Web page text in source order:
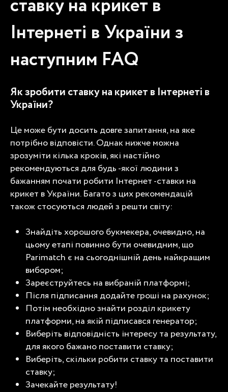
ставку на крикет в
Інтернеті в України з
наступним FAQ
Як зробити ставку на крикет в Інтернеті в
України?
Це може бути досить довге запитання, на яке
потрібно відповісти. Однак нижче можна
зрозуміти кілька кроків, які настійно
рекомендуються для будь -якої людини з
бажанням почати робити Інтернет -ставки на
крикет в України. Багато з цих рекомендацій
також стосуються людей з решти світу:
Знайдіть хорошого букмекера, очевидно, на
цьому етапі повинно бути очевидним, що
Parimatch є на сьогоднішній день найкращим
вибором;
Зареєструйтесь на вибраній платформі;
Після підписання додайте гроші на рахунок;
Потім необхідно знайти розділ крикету
платформи, на якій підписався генератор;
Виберіть відповідність інтересу та результату,
для якого бажано поставити ставку;
Виберіть, скільки робити ставку та поставити
ставку;
Зачекайте результату!